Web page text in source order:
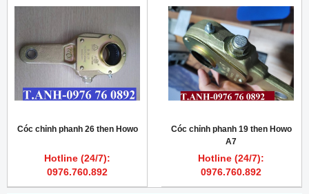
Cóc chỉnh phanh 26 then Howo
Hotline (24/7):
0976.760.892
Cóc chỉnh phanh 19 then Howo
A7
Hotline (24/7):
0976.760.892